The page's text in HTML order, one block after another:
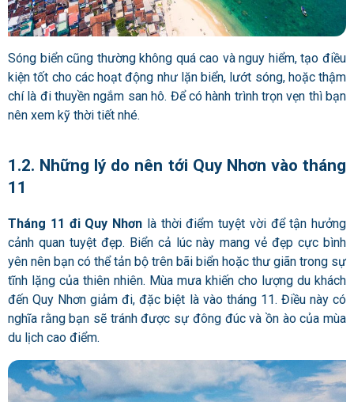
Sóng biển cũng thường không quá cao và nguy hiểm, tạo điều
kiện tốt cho các hoạt động như lặn biển, lướt sóng, hoặc thậm
chí là đi thuyền ngắm san hô. Để có hành trình trọn vẹn thì bạn
nên xem kỹ thời tiết nhé.
1.2. Những lý do nên tới Quy Nhơn vào tháng
11
Tháng 11 đi Quy Nhơn là thời điểm tuyệt vời để tận hưởng
cảnh quan tuyệt đẹp. Biển cả lúc này mang vẻ đẹp cực bình
yên nên bạn có thể tản bộ trên bãi biển hoặc thư giãn trong sự
tĩnh lặng của thiên nhiên. Mùa mưa khiến cho lượng du khách
đến Quy Nhơn giảm đi, đặc biệt là vào tháng 11. Điều này có
nghĩa rằng bạn sẽ tránh được sự đông đúc và ồn ào của mùa
du lịch cao điểm.